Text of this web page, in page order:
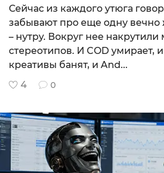
Всем привет. Подскажите что
товарке? Вижу в описании
это и …
нуля зарабатывать на товарке?
таргета Фе…
Сейчас из каждого утюга
забывают про еще одну вечно
– нутру. Вокруг нее накрутили
стереотипов. И COD умирает,
креативы банят, и And...
4
0